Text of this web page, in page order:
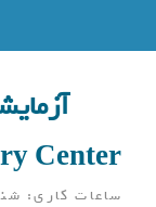
Center